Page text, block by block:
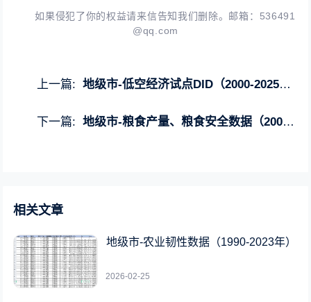
如果侵犯了你的权益请来信告知我们删除。邮箱： 536491
@qq.com
上一篇: 地级市-低空经济试点DID（2000-2025年）
下一篇: 地级市-粮食产量、粮食安全数据（2000-2024年）
相关文章
地级市-农业韧性数据（1990-2023年）
2026-02-25